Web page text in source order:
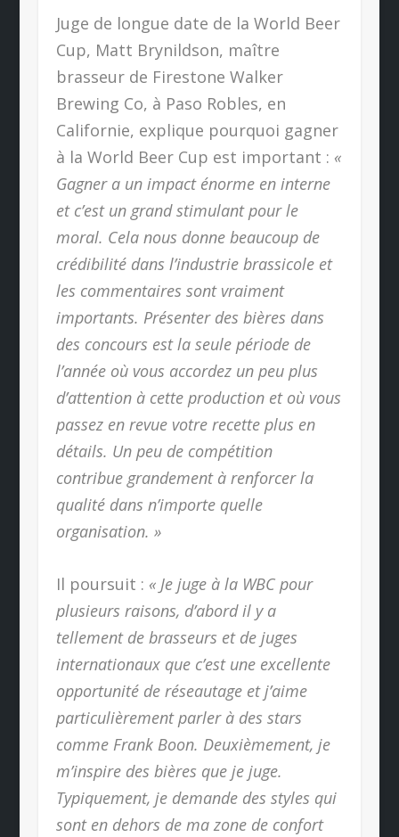
Juge de longue date de la World Beer
Cup, Matt Brynildson, maître
brasseur de Firestone Walker
Brewing Co, à Paso Robles, en
Californie, explique pourquoi gagner
à la World Beer Cup est important : «
Gagner a un impact énorme en interne
et c’est un grand stimulant pour le
moral. Cela nous donne beaucoup de
crédibilité dans l’industrie brassicole et
les commentaires sont vraiment
importants. Présenter des bières dans
des concours est la seule période de
l’année où vous accordez un peu plus
d’attention à cette production et où vous
passez en revue votre recette plus en
détails. Un peu de compétition
contribue grandement à renforcer la
qualité dans n’importe quelle
organisation. »
Il poursuit : « Je juge à la WBC pour
plusieurs raisons, d’abord il y a
tellement de brasseurs et de juges
internationaux que c’est une excellente
opportunité de réseautage et j’aime
particulièrement parler à des stars
comme Frank Boon. Deuxièmement, je
m’inspire des bières que je juge.
Typiquement, je demande des styles qui
sont en dehors de ma zone de confort